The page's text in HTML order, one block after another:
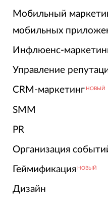
Мобильный
мобильных
Инфлюенс-
Управление
CRM-маркетинг НОВЫЙ
SMM
PR
Организация
Геймификация НОВЫЙ
Дизайн